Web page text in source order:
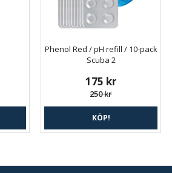
Phenol Red / pH refill / 10-pack
Scuba 2
175 kr
250 kr
KÖP!